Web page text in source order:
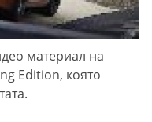
материал на
Edition, която